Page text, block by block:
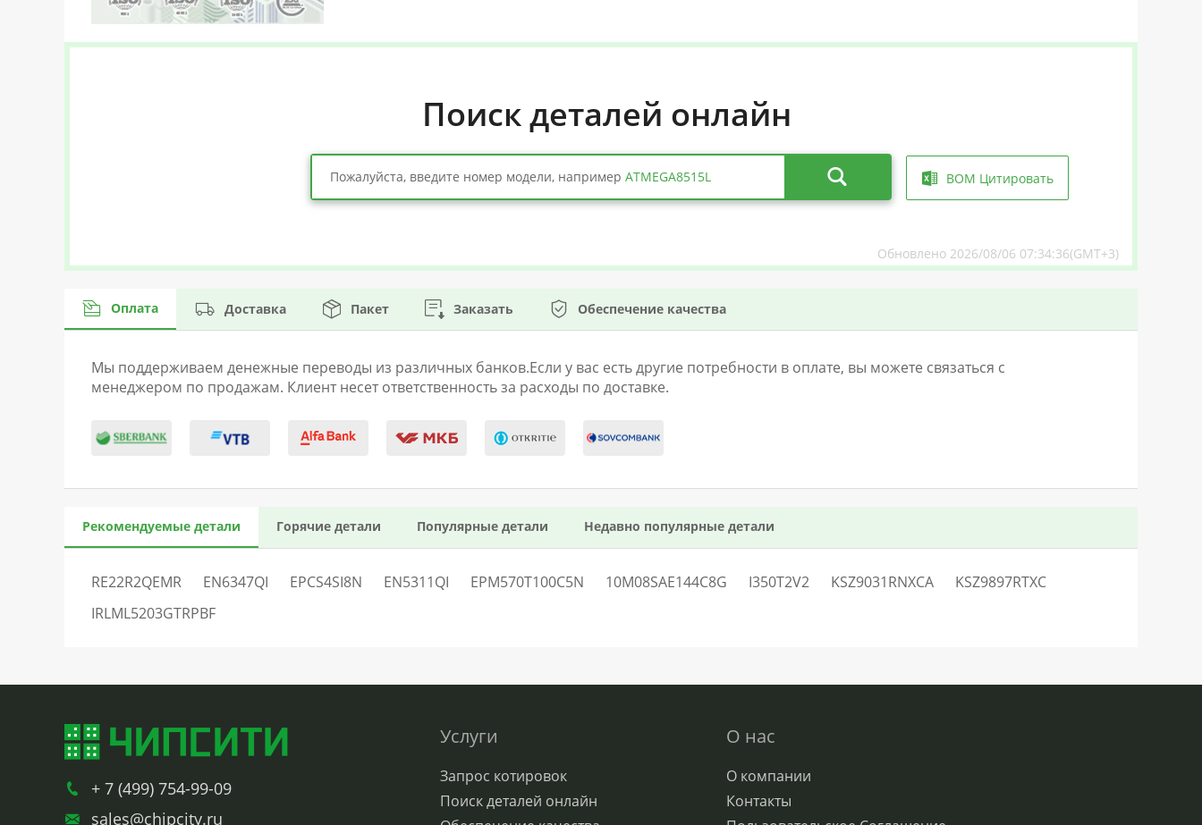
Поиск деталей онлайн
Пожалуйста, введите номер модели, например ATMEGA8515L BOM Цитировать
Обновлено 2026/08/06 07:34:36(GMT+3)
Оплата Доставка Пакет Заказать Обеспечение качества
Мы поддерживаем денежные переводы из различных банков.Если у вас есть другие потребности в оплате, вы можете связаться с
менеджером по продажам. Клиент несет ответственность за расходы по доставке.
Рекомендуемые детали Горячие детали Популярные детали Недавно популярные детали
RE22R2QEMR EN6347QI EPCS4SI8N EN5311QI EPM570T100C5N 10M08SAE144C8G I350T2V2 KSZ9031RNXCA
KSZ9897RTXC
IRLML5203GTRPBF
+ 7 (499) 754-99-09
sales@chipcity.ru
Услуги
Запрос котировок
Поиск деталей онлайн
О нас
О компании
Контакты